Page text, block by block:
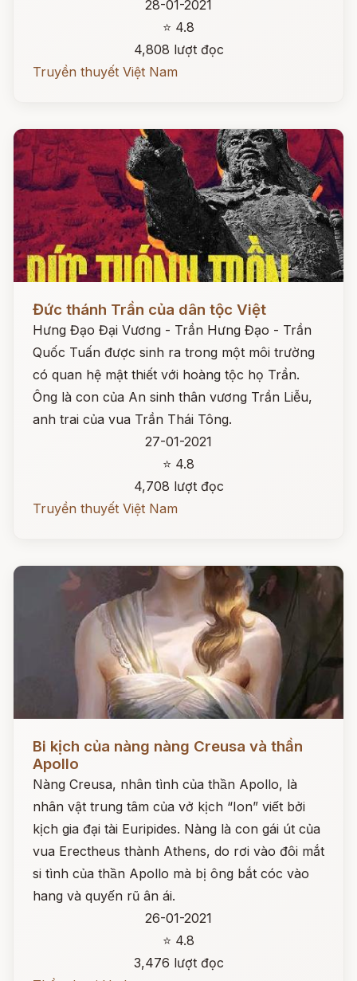
28-01-2021
⭐ 4.8
4,808 lượt đọc
Truyền thuyết Việt Nam
Đức thánh Trần của dân tộc Việt
Hưng Đạo Đại Vương - Trần Hưng Đạo - Trần
Quốc Tuấn được sinh ra trong một môi trường
có quan hệ mật thiết với hoàng tộc họ Trần.
Ông là con của An sinh thân vương Trần Liễu,
anh trai của vua Trần Thái Tông.
27-01-2021
⭐ 4.8
4,708 lượt đọc
Truyền thuyết Việt Nam
Bi kịch của nàng nàng Creusa và thần
Apollo
Nàng Creusa, nhân tình của thần Apollo, là
nhân vật trung tâm của vở kịch “Ion” viết bởi
kịch gia đại tài Euripides. Nàng là con gái út của
vua Erectheus thành Athens, do rơi vào đôi mắt
si tình của thần Apollo mà bị ông bắt cóc vào
hang và quyến rũ ân ái.
26-01-2021
⭐ 4.8
3,476 lượt đọc